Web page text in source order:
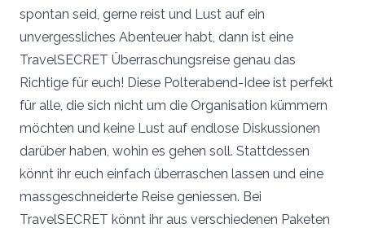
spontan seid, gerne reist und Lust auf ein
unvergessliches Abenteuer habt, dann ist eine
TravelSECRET Überraschungsreise genau das
Richtige für euch! Diese Polterabend-Idee ist perfekt
für alle, die sich nicht um die Organisation kümmern
möchten und keine Lust auf endlose Diskussionen
darüber haben, wohin es gehen soll. Stattdessen
könnt ihr euch einfach überraschen lassen und eine
massgeschneiderte Reise geniessen. Bei
TravelSECRET könnt ihr aus verschiedenen Paketen